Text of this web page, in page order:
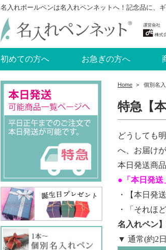
名入れボールペンは名入れペンネットへ！記念品に、
初めての方へ お急ぎの方へ
Home > 個別名
特急【
どうしても
へ、お届け
本日発送商
●「本日発送
・【本日発
・「それほ
名入れペン】
▼ 通常(約2